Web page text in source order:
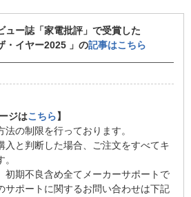
ュー誌「家電批評」で受賞した
・イヤー2025 」の記事はこちら
ジはこちら】
の制限を行っております。
と判断した場合、ご注文をすべてキ
期不良含め全てメーカーサポートで
サポートに関するお問い合わせは下記